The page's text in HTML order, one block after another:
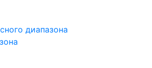
диапазона